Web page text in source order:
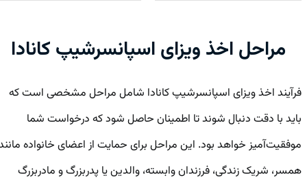
مراحل اخذ ویزای اسپانسرشیپ کانادا
فرآیند اخذ ویزای اسپانسرشیپ کانادا شامل مراحل مشخصی است که
باید با دقت دنبال شوند تا اطمینان حاصل شود که درخواست شما
موفقیت‌آمیز خواهد بود. این مراحل برای حمایت از اعضای خانواده مانند
همسر، شریک زندگی، فرزندان وابسته، والدین یا پدربزرگ و مادربزرگ